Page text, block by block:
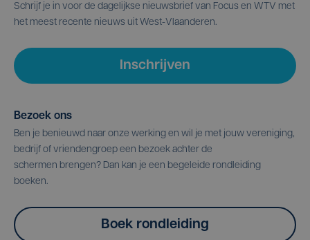
Schrijf je in voor de dagelijkse nieuwsbrief van Focus en WTV met
het meest recente nieuws uit West-Vlaanderen.
Inschrijven
Bezoek ons
Ben je benieuwd naar onze werking en wil je met jouw vereniging,
bedrijf of vriendengroep een bezoek achter de
schermen brengen? Dan kan je een begeleide rondleiding
boeken.
Boek rondleiding